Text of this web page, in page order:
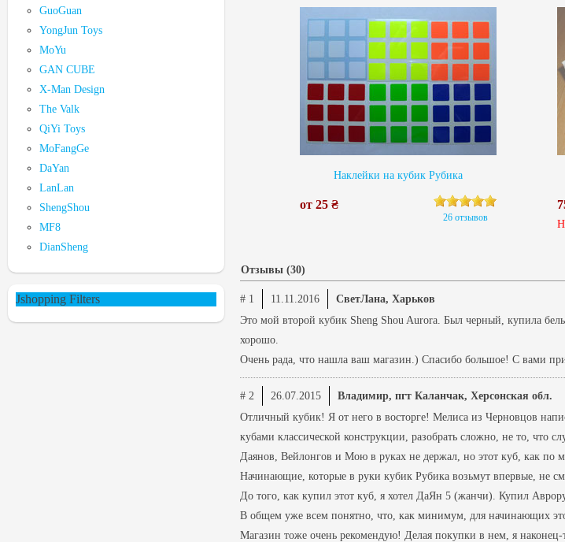
GuoGuan
YongJun Toys
MoYu
GAN CUBE
X-Man Design
The Valk
QiYi Toys
MoFangGe
DaYan
LanLan
ShengShou
MF8
DianSheng
Jshopping Filters
Наклейки на кубик Рубика
от 25 ₴
26 отзывов
Отзывы (30)
# 1 11.11.2016
СветЛана, Харьков
Это мой второй кубик Sheng Shou Aurora. Был черный, купила
хорошо.
Очень рада, что нашла ваш магазин.) Спасибо большое! С вами
# 2 26.07.2015
Владимир, пгт Каланчак, Херсонская обл.
Отличный кубик! Я от него в восторге! Мелиса из Черновцов
кубами классической конструкции, разобрать сложно, не то, что
Даянов, Вейлонгов и Мою в руках не держал, но этот куб, как по
Начинающие, которые в руки кубик Рубика возьмут впервые, не
До того, как купил этот куб, я хотел ДаЯн 5 (жанчи). Купил
В общем уже всем понятно, что, как минимум, для начинающих
Магазин тоже очень рекомендую! Делая покупки в нем, я